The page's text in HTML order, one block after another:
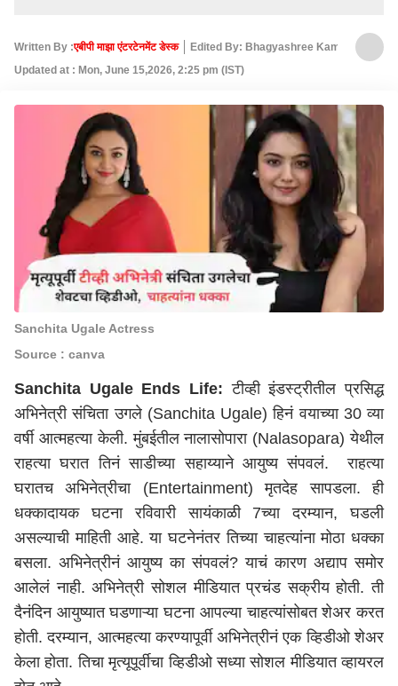
Written By :एबीपी माझा एंटरटेनमेंट डेस्क
Edited By: Bhagyashree Kamble
Updated at : Mon, June 15,2026, 2:25 pm (IST)
Sanchita Ugale Actress
Source : canva
Sanchita Ugale Ends Life: टीव्ही इंडस्ट्रीतील प्रसिद्ध
अभिनेत्री संचिता उगले (Sanchita Ugale) हिनं वयाच्या 30 व्या
वर्षी आत्महत्या केली.मुंबईतील नालासोपारा (Nalasopara) येथील
राहत्या घरात तिनं साडीच्या सहाय्याने आयुष्य संपवलं. राहत्या
घरातच अभिनेत्रीचा (Entertainment) मृतदेह सापडला. ही
धक्कादायक घटना रविवारी सायंकाळी 7च्या दरम्यान, घडली
असल्याची माहिती आहे. या घटनेनंतर तिच्या चाहत्यांना मोठा धक्का
बसला. अभिनेत्रीनं आयुष्य का संपवलं? याचं कारण अद्याप समोर
आलेलं नाही. अभिनेत्री सोशल मीडियात प्रचंड सक्रीय होती. ती
दैनंदिन आयुष्यात घडणाऱ्या घटना आपल्या चाहत्यांसोबत शेअर करत
होती. दरम्यान, आत्महत्या करण्यापूर्वी अभिनेत्रीनं एक व्हिडीओ शेअर
केला होता. तिचा मृत्यूपूर्वीचा व्हिडीओ सध्या सोशल मीडियात व्हायरल